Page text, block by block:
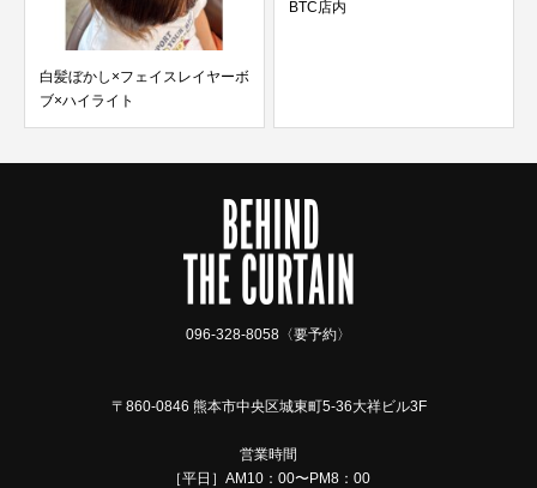
BTC店内
096-328-8058〈要予約〉
〒860-0846 熊本市中央区城東町5-36大祥ビル3F
営業時間
［平日］AM10：00〜PM8：00